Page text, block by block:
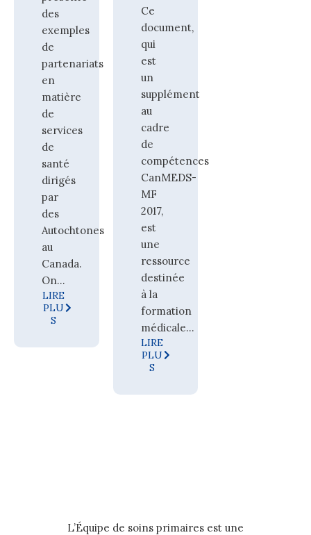
des
exemples
de
partenariats
en
matière
de
services
de
santé
dirigés
par
des
Autochtones
au
Canada.
On...
LIRE
PLU
S
Ce
document,
qui
est
un
supplément
au
cadre
de
compétences
CanMEDS-
MF
2017,
est
une
ressource
destinée
à la
formation
médicale...
LIRE
PLU
S
L’Équipe de soins primaires est une